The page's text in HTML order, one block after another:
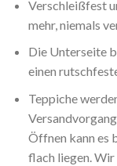
Verschleißfest
mehr, niemals
Die Unterseite
einen
Teppiche
Öffnen kann es
flach liegen. Wir